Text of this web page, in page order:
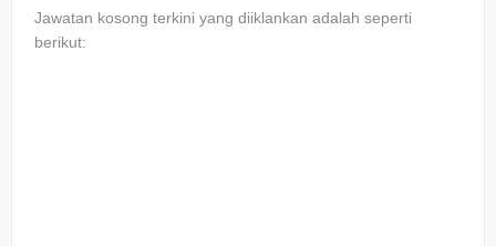
Jawatan kosong terkini yang diiklankan adalah seperti
berikut: